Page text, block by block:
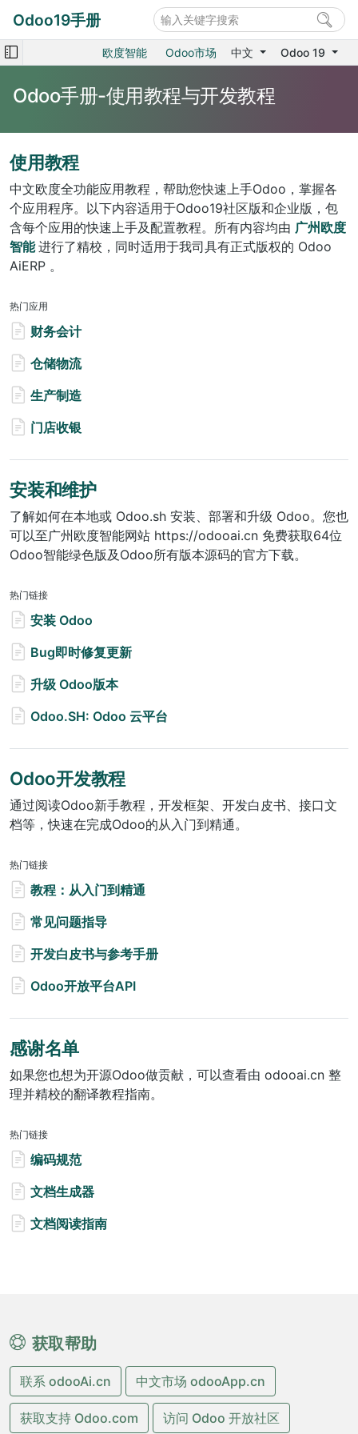
Odoo19手册
欧度智能 Odoo市场 中文 Odoo 19
Odoo手册-使用教程与开发教程
使用教程
中文欧度全功能应用教程，帮助您快速上手Odoo，掌握各
个应用程序。以下内容适用于Odoo19社区版和企业版，包
含每个应用的快速上手及配置教程。所有内容均由 广州欧度
智能进行了精校，同时适用于我司具有正式版权的 Odoo
AiERP 。
热门应用
财务会计
仓储物流
生产制造
门店收银
安装和维护
了解如何在本地或 Odoo.sh 安装、部署和升级 Odoo。您也
可以至广州欧度智能网站 https://odooai.cn 免费获取64位
Odoo智能绿色版及Odoo所有版本源码的官方下载。
热门链接
安装 Odoo
Bug即时修复更新
升级 Odoo版本
Odoo.SH: Odoo 云平台
Odoo开发教程
通过阅读Odoo新手教程，开发框架、开发白皮书、接口文
档等，快速在完成Odoo的从入门到精通。
热门链接
教程：从入门到精通
常见问题指导
开发白皮书与参考手册
Odoo开放平台API
感谢名单
如果您也想为开源Odoo做贡献，可以查看由 odooai.cn 整
理并精校的翻译教程指南。
热门链接
编码规范
文档生成器
文档阅读指南
获取帮助
联系 odooAi.cn 中文市场 odooApp.cn
获取支持 Odoo.com 访问 Odoo 开放社区